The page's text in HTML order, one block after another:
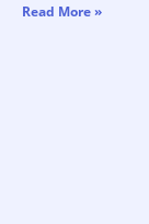
Read More »